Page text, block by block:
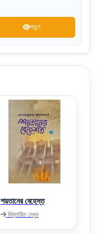
পড়ুন
শয়তানের বেহেস্ত
বিস্তারিত দেখুন